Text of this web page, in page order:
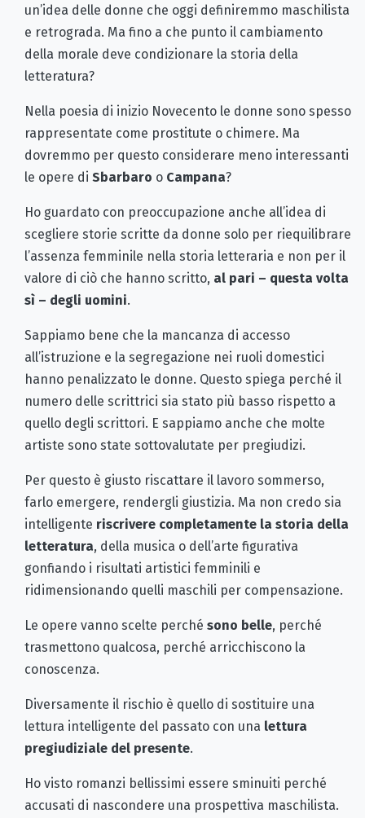
un’idea delle donne che oggi definiremmo maschilista
e retrograda. Ma fino a che punto il cambiamento
della morale deve condizionare la storia della
letteratura?
Nella poesia di inizio Novecento le donne sono spesso
rappresentate come prostitute o chimere. Ma
dovremmo per questo considerare meno interessanti
le opere di Sbarbaro o Campana?
Ho guardato con preoccupazione anche all’idea di
scegliere storie scritte da donne solo per riequilibrare
l’assenza femminile nella storia letteraria e non per il
valore di ciò che hanno scritto, al pari – questa volta
sì – degli uomini.
Sappiamo bene che la mancanza di accesso
all’istruzione e la segregazione nei ruoli domestici
hanno penalizzato le donne. Questo spiega perché il
numero delle scrittrici sia stato più basso rispetto a
quello degli scrittori. E sappiamo anche che molte
artiste sono state sottovalutate per pregiudizi.
Per questo è giusto riscattare il lavoro sommerso,
farlo emergere, rendergli giustizia. Ma non credo sia
intelligente riscrivere completamente la storia della
letteratura, della musica o dell’arte figurativa
gonfiando i risultati artistici femminili e
ridimensionando quelli maschili per compensazione.
Le opere vanno scelte perché sono belle, perché
trasmettono qualcosa, perché arricchiscono la
conoscenza.
Diversamente il rischio è quello di sostituire una
lettura intelligente del passato con una lettura
pregiudiziale del presente.
Ho visto romanzi bellissimi essere sminuiti perché
accusati di nascondere una prospettiva maschilista.